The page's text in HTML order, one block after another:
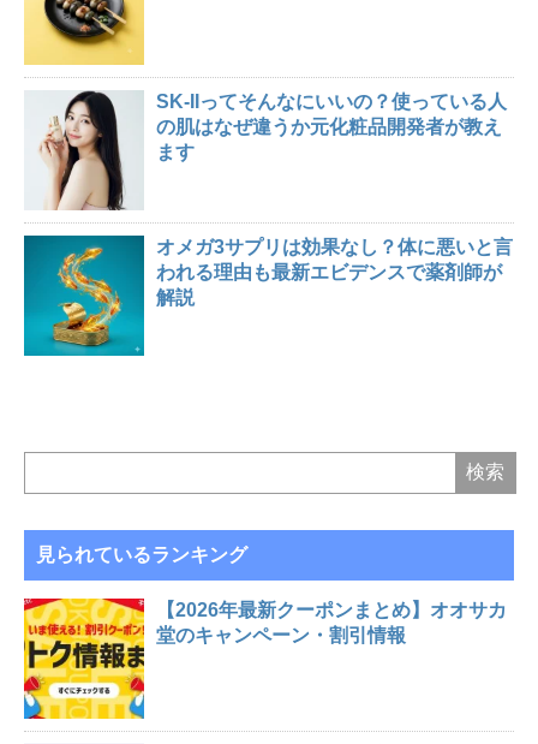
SK-IIってそんなにいいの？使っている人
の肌はなぜ違うか元化粧品開発者が教え
ます
オメガ3サプリは効果なし？体に悪いと言
われる理由も最新エビデンスで薬剤師が
解説
見られているランキング
【2026年最新クーポンまとめ】オオサカ
堂のキャンペーン・割引情報